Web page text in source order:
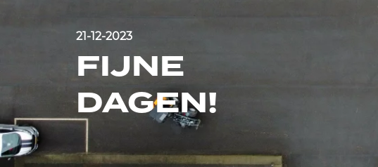
21-12-2023
FIJNE
DAGEN!